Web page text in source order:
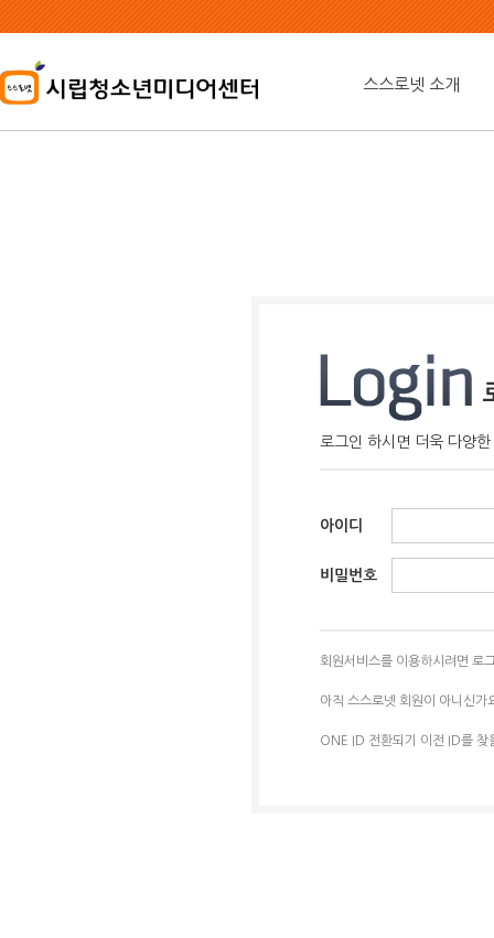
본
문
용
바
가
스스로넷 소개
로그인 하시면 더욱 다양
아이디
비밀번호
회원서비스를 이용하시려면 로
아직 스스로넷 회원이 아니신가
ONE ID 전환되기 이전 ID를 찾